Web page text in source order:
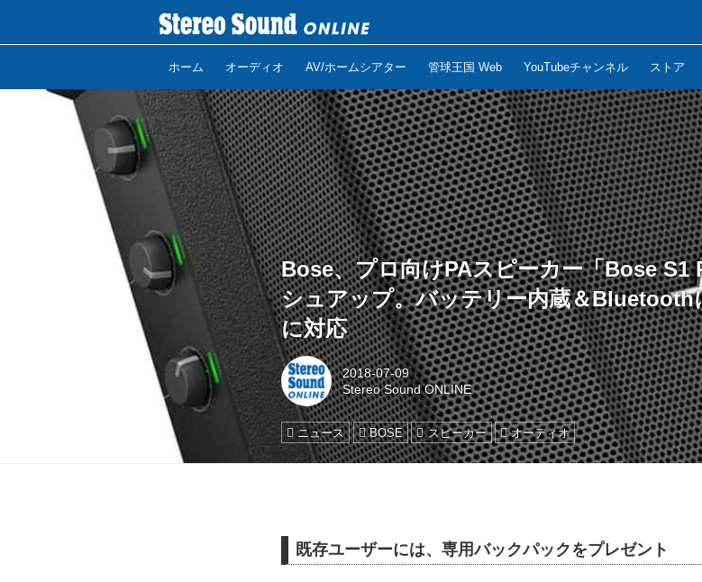
ホーム オーディオ AV/ホームシアター 管球王国 Web YouTubeチャンネル ストア
Bose、プロ向けPAスピーカー「Bose S1
シュアップ。バッテリー内蔵＆Bluetooth
に対応
2018-07-09
Stereo Sound ONLINE
ニュース BOSE スピーカー オーディオ
既存ユーザーには、専用バックパックをプレゼント